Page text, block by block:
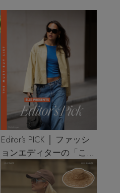
Editor’s PICK │ ファッシ
ョンエディターの「これ
買い！」リスト